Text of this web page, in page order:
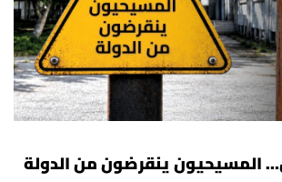
المسيحيون ينقرضون من الدولة